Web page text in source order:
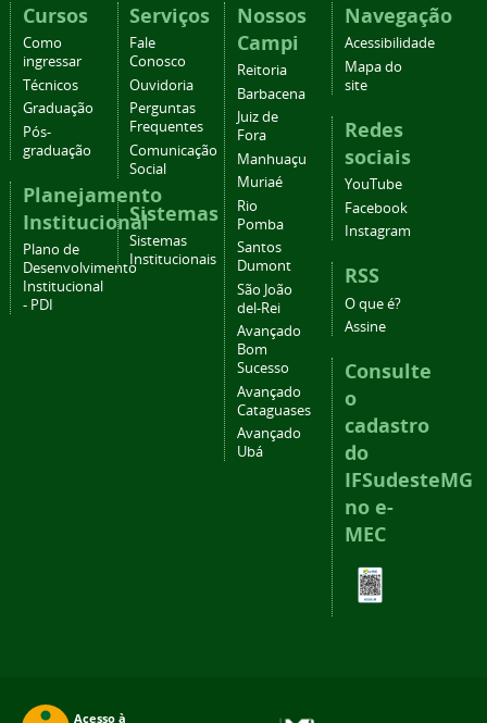
Cursos
Como
ingressar
Técnicos
Graduação
Pós-
graduação
Planejamento
Institucional
Plano de
Desenvolvimento
Institucional
- PDI
Serviços
Fale
Conosco
Ouvidoria
Perguntas
Frequentes
Comunicação
Social
Sistemas
Sistemas
Institucionais
Nossos
Campi
Reitoria
Barbacena
Juiz de
Fora
Manhuaçu
Muriaé
Rio
Pomba
Santos
Dumont
São João
del-Rei
Avançado
Bom
Sucesso
Avançado
Cataguases
Avançado
Ubá
Navegação
Acessibilidade
Mapa do
site
Redes
sociais
YouTube
Facebook
Instagram
RSS
O que é?
Assine
Consulte
o
cadastro
do
IFSudesteMG
no e-
MEC